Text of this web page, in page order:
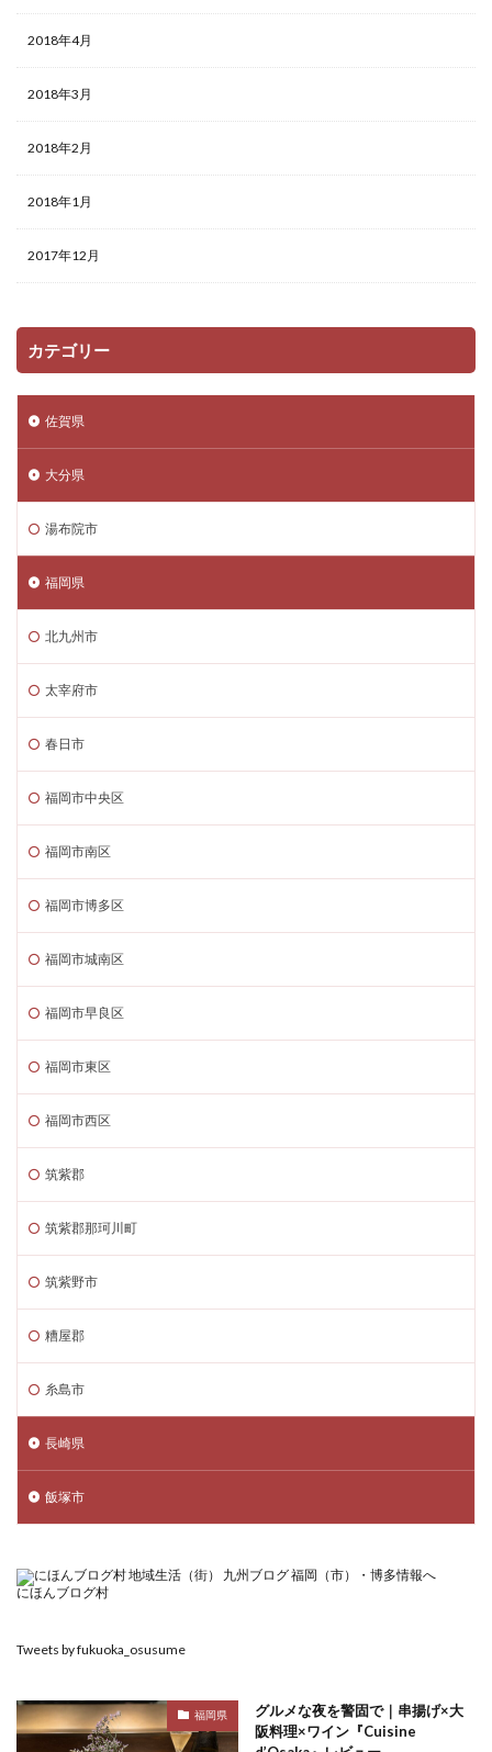
2018年4月
2018年3月
2018年2月
2018年1月
2017年12月
カテゴリー
佐賀県
大分県
湯布院市
福岡県
北九州市
太宰府市
春日市
福岡市中央区
福岡市南区
福岡市博多区
福岡市城南区
福岡市早良区
福岡市東区
福岡市西区
筑紫郡
筑紫郡那珂川町
筑紫野市
糟屋郡
糸島市
長崎県
飯塚市
にほんブログ村
Tweets by fukuoka_osusume
福岡県
グルメな夜を警固で｜串揚げ×大
阪料理×ワイン『Cuisine